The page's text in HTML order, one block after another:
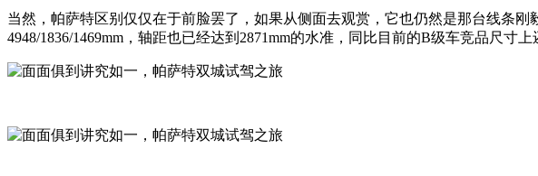
当然，帕萨特区别仅仅在于前脸罢了，如果从侧面去观赏，它也仍然是那台线条
4948/1836/1469mm，轴距也已经达到2871mm的水准，同比目前的B级车竞品尺寸上